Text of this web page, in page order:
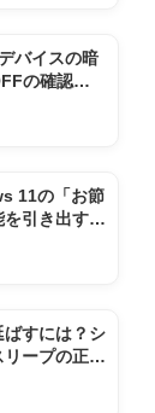
バイスの暗
の確認方
11の「お節
引き出す極
ばすには？シ
ープの正し